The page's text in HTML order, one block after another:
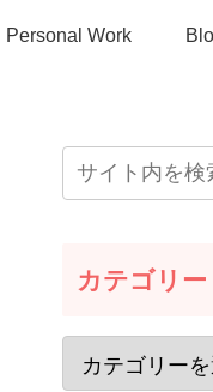
Personal Work
カテゴリー